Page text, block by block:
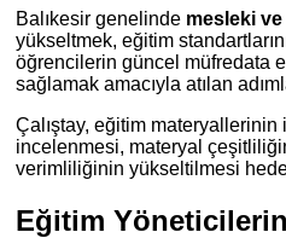
Balıkesir genelinde mesleki
yükseltmek, eğitim
öğrencilerin güncel müfredata
sağlamak amacıyla atılan
Çalıştay, eğitim
incelenmesi, materyal
verimliliğinin yükseltilmesi
Eğitim